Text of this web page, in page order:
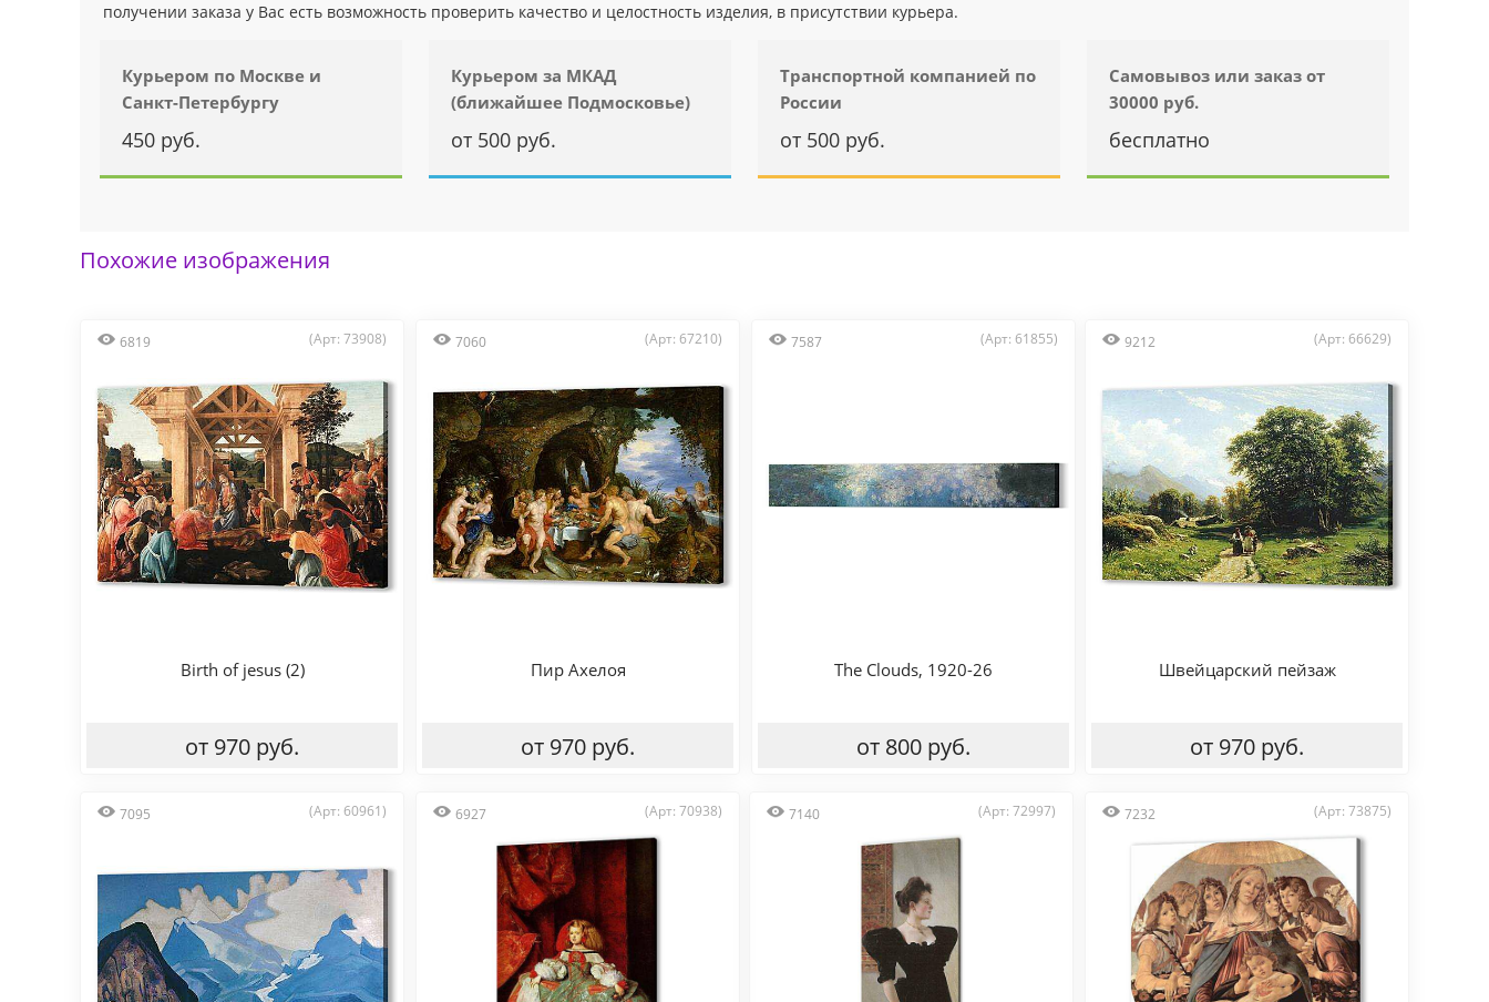
получении заказа у Вас есть возможность проверить качество и целостность изделия, в присутствии курьера.
Курьером по Москве и
Санкт-Петербургу
450 руб.
Курьером за МКАД
(ближайшее Подмосковье)
от 500 руб.
Транспортной компанией по
России
от 500 руб.
Самовывоз или заказ от
30000 руб.
бесплатно
Похожие изображения
6819 (Арт: 73908)
Birth of jesus (2)
от 970 руб.
7060 (Арт: 67210)
Пир Ахелоя
от 970 руб.
7587 (Арт: 61855)
The Clouds, 1920-26
от 800 руб.
9212 (Арт: 66629)
Швейцарский пейзаж
от 970 руб.
7095 (Арт: 60961) 6927 (Арт: 70938) 7140 (Арт: 72997) 7232 (Арт: 73875)